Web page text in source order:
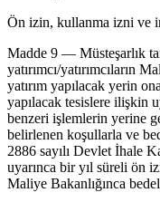
Ön izin, kullanma izni ve
Madde 9 — Müsteşarlık
yatırımcı/yatırımcıların
yatırım yapılacak yerin
yapılacak tesislere ilişkin
benzeri işlemlerin yerine
belirlenen koşullarla ve
2886 sayılı Devlet İhale
uyarınca bir yıl süreli ön
Maliye Bakanlığınca